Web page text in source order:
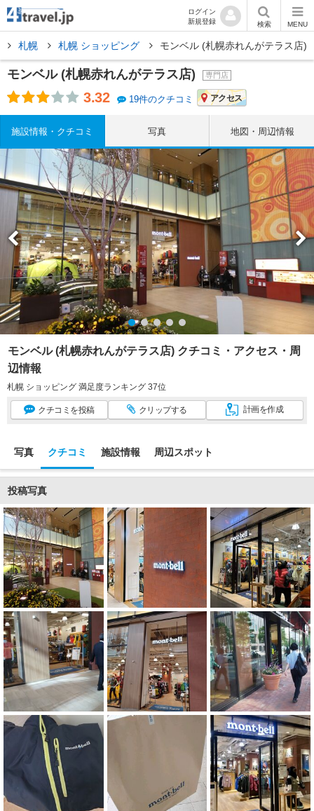
ログイン
新規登録
検索 MENU
札幌 札幌 ショッピング モンベル (札幌赤れんがテラス店)
モンベル (札幌赤れんがテラス店) 専門店
3.32 19件のクチコミ アクセス
施設情報・クチコミ 写真 地図・周辺情報
モンベル (札幌赤れんがテラス店) クチコミ・アクセス・周
辺情報
札幌 ショッピング 満足度ランキング 37位
クチコミ を投稿 クリップする 計画を作成
写真 クチコミ 施設情報 周辺スポット
投稿写真